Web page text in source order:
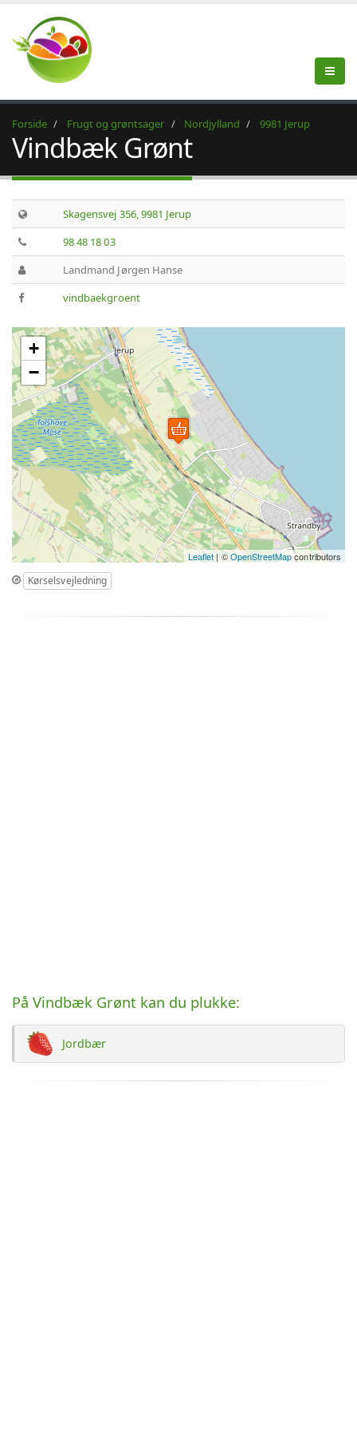
Forside Frugt og grøntsager Nordjylland 9981 Jerup
Vindbæk Grønt
Skagensvej 356, 9981 Jerup
98 48 18 03
Landmand Jørgen Hanse
vindbaekgroent
+
−
Leaflet | ©OpenStreetMapcontributors
Kørselsvejledning
På Vindbæk Grønt kan du plukke:
Jordbær